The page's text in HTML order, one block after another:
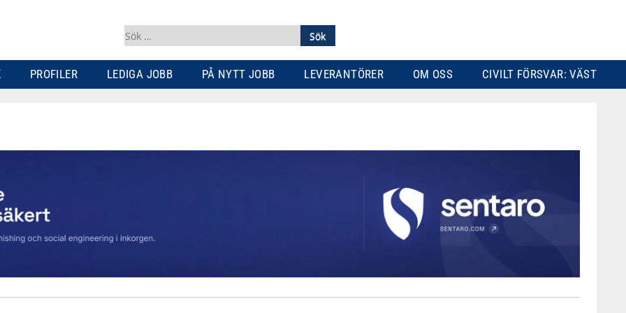
Sök
efter:
PROFILER LEDIGA JOBB PÅ NYTT JOBB LEVERANTÖRER OM OSS CIVILT FÖRSVAR: VÄST